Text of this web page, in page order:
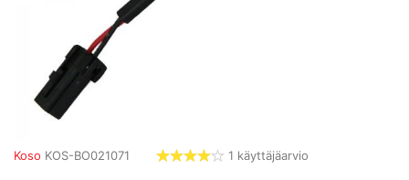
Koso KOS-BO021071
1 käyttäjäarvio